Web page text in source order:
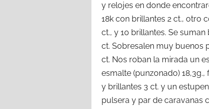
y relojes en donde
18k con brillantes 2 ct., otro
ct., y 10 brillantes. Se
ct. Sobresalen muy buenos
ct. Nos roban la mirada un
esmalte (punzonado)
y brillantes 3 ct. y un
pulsera y par de caravanas